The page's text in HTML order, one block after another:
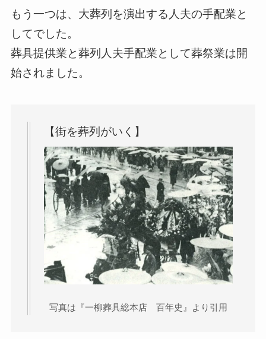
もう一つは、大葬列を演出する人夫の手配業と
してでした。
葬具提供業と葬列人夫手配業として葬祭業は開
始されました。
【街を葬列がいく】
写真は『一柳葬具総本店 百年史』より引用